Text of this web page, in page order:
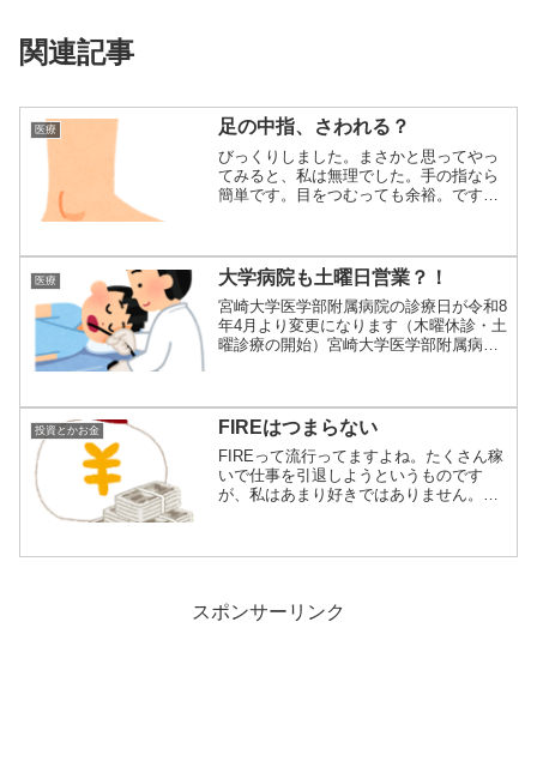
関連記事
医療 足の中指、さわれる？
びっくりしました。まさかと思ってやっ
てみると、私は無理でした。手の指なら
簡単です。目をつむっても余裕。ですが
医療 大学病院も土曜日営業？！
宮崎大学医学部附属病院の診療日が令和8
年4月より変更になります（木曜休診・土
曜診療の開始）宮崎大学医学部附属病院
投資とかお金 FIREはつまらない
FIREって流行ってますよね。たくさん稼
いで仕事を引退しようというものです
が、私はあまり好きではありません。と
スポンサーリンク